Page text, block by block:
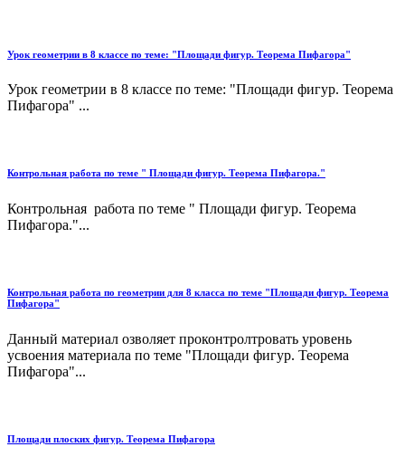
Урок геометрии в 8 классе по теме: "Площади фигур. Теорема Пифагора"
Урок геометрии в 8 классе по теме: "Площади фигур. Теорема
Пифагора" ...
Контрольная работа по теме " Площади фигур. Теорема Пифагора."
Контрольная работа по теме " Площади фигур. Теорема
Пифагора."...
Контрольная работа по геометрии для 8 класса по теме "Площади фигур. Теорема
Пифагора"
Данный материал озволяет проконтролтровать уровень
усвоения материала по теме "Площади фигур. Теорема
Пифагора"...
Площади плоских фигур. Теорема Пифагора